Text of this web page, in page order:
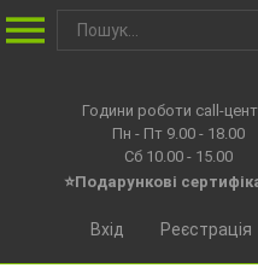
Години роботи call-
Пн - Пт 9.00 - 18.00
Сб 10.00 - 15.00
⭐Подарункові
Вхід Реєстрація